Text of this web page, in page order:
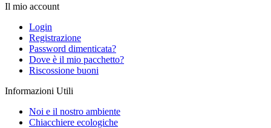
Il mio account
Login
Registrazione
Password dimenticata?
Dove è il mio pacchetto?
Riscossione buoni
Informazioni Utili
Noi e il nostro ambiente
Chiacchiere ecologiche